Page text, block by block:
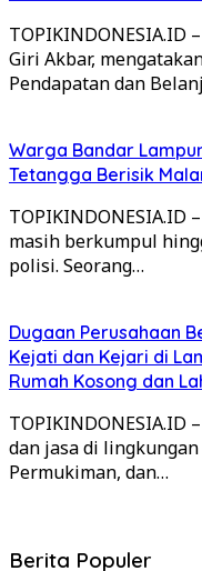
TOPIKINDONESIA.ID
Giri Akbar,
Pendapatan dan
Warga Bandar
Tetangga Berisik
TOPIKINDONESIA.ID
masih berkumpul
polisi. Seorang…
Dugaan Perusahaan
Kejati dan Kejari di
Rumah Kosong dan
TOPIKINDONESIA.ID
dan jasa di
Permukiman, dan…
Berita Populer